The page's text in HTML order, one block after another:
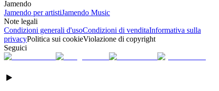
Jamendo
Jamendo per artistiJamendo Music
Note legali
Condizioni generali d'usoCondizioni di venditaInformativa sulla
privacyPolitica sui cookieViolazione di copyright
Seguici